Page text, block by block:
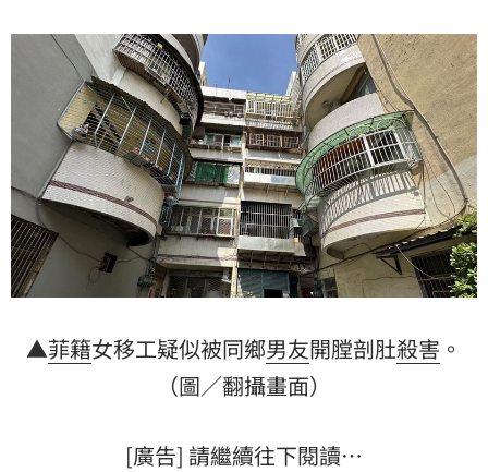
▲菲籍女移工疑似被同鄉男友開膛剖肚殺害 。
（圖／翻攝畫面）
[廣告] 請繼續往下閱讀…